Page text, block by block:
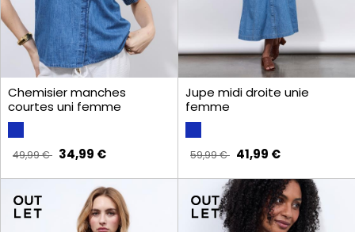
Chemisier manches
courtes uni femme
49,99 € 34,99 €
Jupe midi droite unie
femme
59,99 € 41,99 €